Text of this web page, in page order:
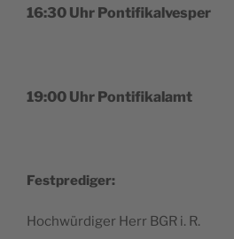
16:30 Uhr Pontifikalvesper
19:00 Uhr Pontifikalamt
Fest­pre­di­ger:
Hoch­wür­di­ger Herr BGR i. R.